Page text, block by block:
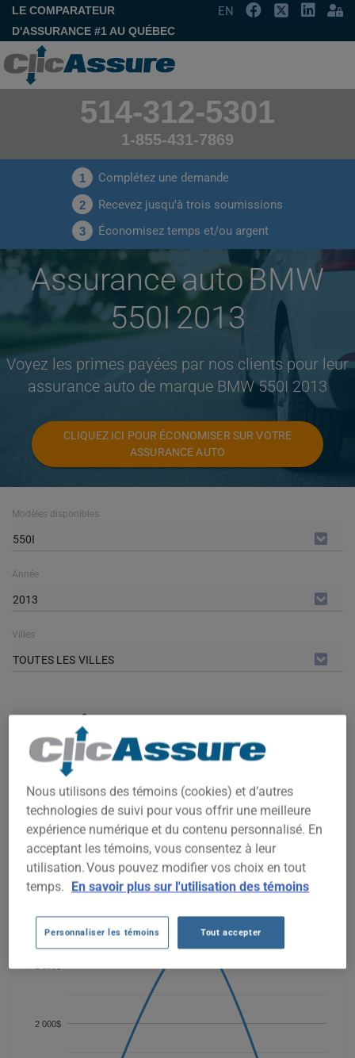
LE COMPARATEUR
D'ASSURANCE #1 AU QUÉBEC
EN
514-312-5301
1-855-431-7869
1 Complétez une demande
2 Recevez jusqu'à trois soumissions
3 Économisez temps et/ou argent
Assurance auto BMW
550I 2013
Voyez les primes payées par nos clients pour leur
assurance auto de marque BMW 550I 2013
CLIQUEZ ICI POUR ÉCONOMISER SUR VOTRE
ASSURANCE AUTO
Modèles disponibles
550I
Année
2013
Villes
TOUTES LES VILLES
COÛTS D'ASSURANCE AUTO BMW
550I 2013 DEPUIS 2021.
Nous n'avons pas encore suffisamment de données
d'assurance auto pour ce véhicule.
Essayez un autre modèle ou une autre année, ou
commencez une soumission pour un prix personnalisé.
Pour trouver la meilleur assurance pour votre véhicule BMW
550I 2013, il est plus important que jamais de comparer les
options disponibles.
2 000$
Nous utilisons des témoins (cookies) et d’autres
technologies de suivi pour vous offrir une meilleure
expérience numérique et du contenu personnalisé. En
acceptant les témoins, vous consentez à leur
utilisation. Vous pouvez modifier vos choix en tout
temps. En savoir plus sur l'utilisation des témoins
Personnaliser les témoins Tout accepter